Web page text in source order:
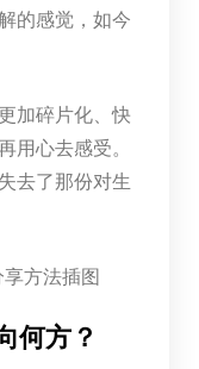
的感觉，如今
加碎片化、快
用心去感受。
去了那份对生
何方？